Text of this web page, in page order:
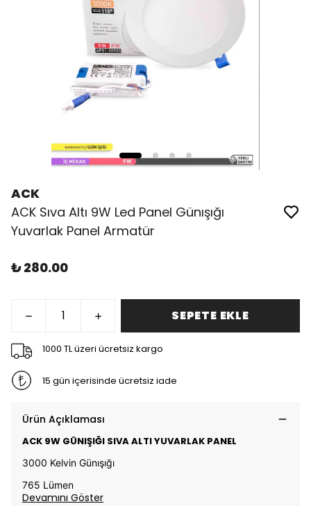
ACK
ACK Sıva Altı 9W Led Panel Günışığı
Yuvarlak Panel Armatür
₺ 280.00
SEPETE EKLE
1000 TL üzeri ücretsiz kargo
15 gün içerisinde ücretsiz iade
Ürün Açıklaması
ACK 9W GÜNIŞIĞI SIVA ALTI YUVARLAK PANEL
3000 Kelvin Günışığı
765 Lümen
Devamını Göster